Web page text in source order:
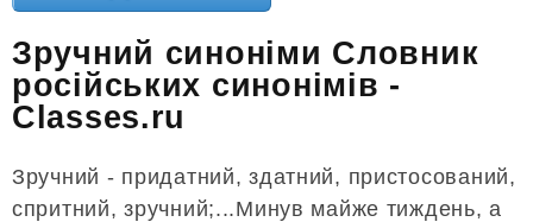
Зручний синоніми Словник
російських синонімів -
Classes.ru
Зручний - придатний, здатний, пристосований,
спритний, зручний;...Минув майже тиждень, а